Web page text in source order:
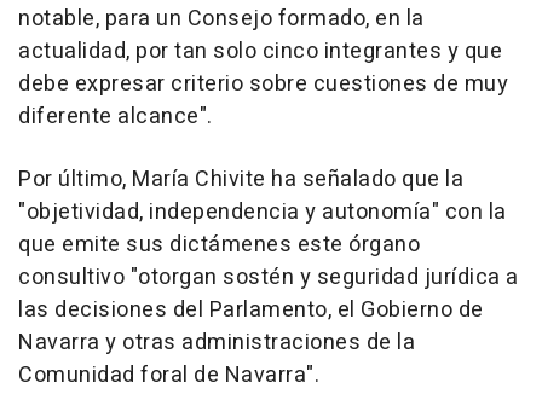
notable, para un Consejo formado, en la
actualidad, por tan solo cinco integrantes y que
debe expresar criterio sobre cuestiones de muy
diferente alcance".
Por último, María Chivite ha señalado que la
"objetividad, independencia y autonomía" con la
que emite sus dictámenes este órgano
consultivo "otorgan sostén y seguridad jurídica a
las decisiones del Parlamento, el Gobierno de
Navarra y otras administraciones de la
Comunidad foral de Navarra".